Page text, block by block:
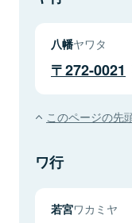
八幡ヤワタ
272-0021
このページの先
ワ行
若宮ワカミヤ